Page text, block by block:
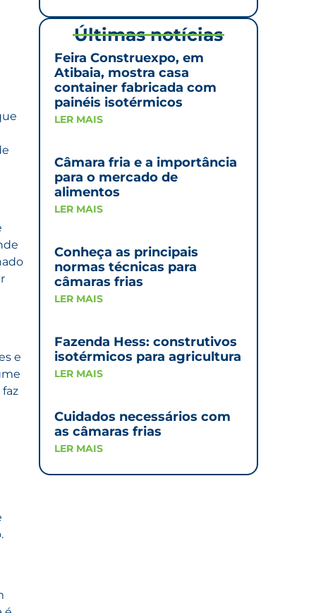
e
Últimas notícias
Feira Construexpo, em
Atibaia, mostra casa
container fabricada com
painéis isotérmicos
LER MAIS
Câmara fria e a importância
para o mercado de
alimentos
LER MAIS
Conheça as principais
normas técnicas para
câmaras frias
LER MAIS
Fazenda Hess: construtivos
isotérmicos para agricultura
LER MAIS
Cuidados necessários com
as câmaras frias
LER MAIS